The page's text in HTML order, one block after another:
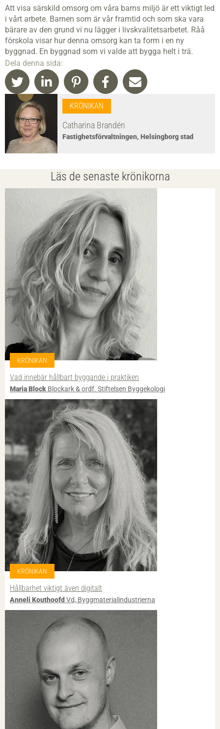
Att visa särskild omsorg om våra barns miljö är ett viktigt led
i vårt arbete. Barnen som är vår framtid och som ska vara
bärare av den grund vi nu lägger i livskvalitetsarbetet. Råå
förskola visar hur denna omsorg kan ta form i en ny
byggnad. En byggnad som vi valde att bygga helt i trä.
Dela denna sida:
KRÖNIKAN
Catharina Brandén
Fastighetsförvaltningen, Helsingborg stad
Läs de senaste krönikorna
KRÖNIKAN
Vad innebär hållbart byggande i praktiken
Maria Block Blockark & ordf. Stiftelsen Byggekologi
KRÖNIKAN
Hållbarhet viktigt även digitalt
Anneli Kouthoofd Vd, Byggmaterialindustrierna